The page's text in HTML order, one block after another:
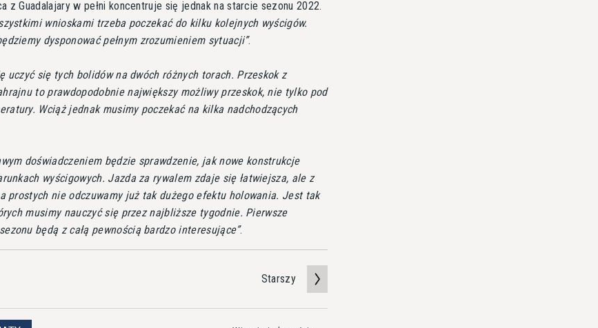
z Guadalajary w pełni koncentruje się jednak na starcie sezonu 2022.
wnioskami trzeba poczekać do kilku kolejnych wyścigów.
dysponować pełnym zrozumieniem sytuacji .
uczyć się tych bolidów na dwóch różnych torach. Przeskok z
to prawdopodobnie największy możliwy przeskok, nie tylko pod
Wciąż jednak musimy poczekać na kilka nadchodzących
doświadczeniem będzie sprawdzenie, jak nowe konstrukcje
wyścigowych. Jazda za rywalem zdaje się łatwiejsza, ale z
prostych nie odczuwamy już tak dużego efektu holowania. Jest tak
musimy nauczyć się przez najbliższe tygodnie. Pierwsze
będą z całą pewnością bardzo interesujące .
Starszy